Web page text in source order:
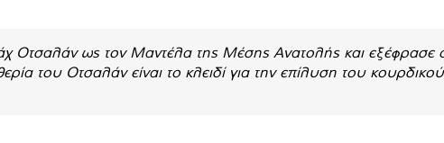
Οτσαλάν ως τον Μαντέλα της Μέσης Ανατολής και εξέφρασε
του Οτσαλάν είναι το κλειδί για την επίλυση του